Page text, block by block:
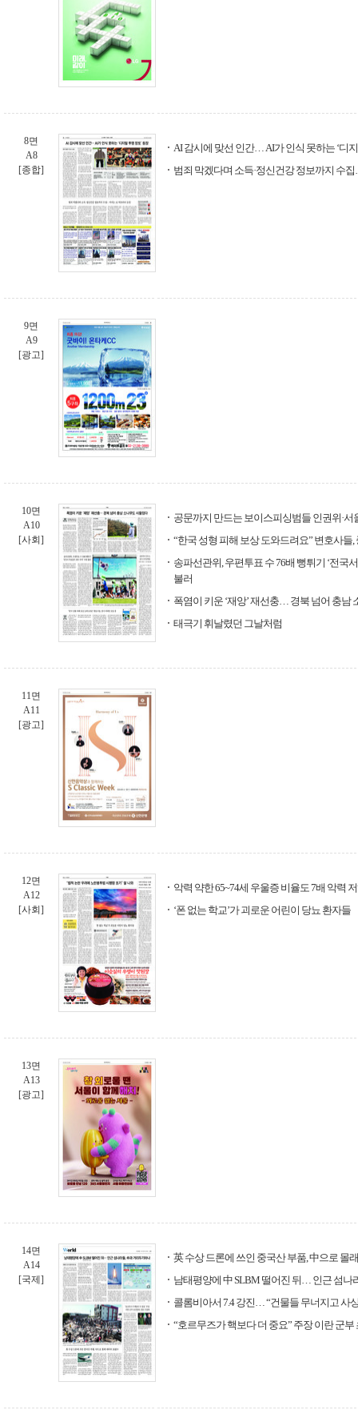
8면
A8
[종합]
AI 감시에 맞선 인간… AI가 인식 못하는 ‘디
범죄 막겠다며 소득·정신건강 정보까지 수
9면
A9
[광고]
10면
A10
[사회]
공문까지 만드는 보이스피싱범들 인권위·
“한국 성형 피해 보상 도와드려요” 변호사들,
송파선관위, 우편투표 수 76배 뻥튀기 ‘전국
불러
폭염이 키운 ‘재앙’ 재선충… 경북 넘어 충남
태극기 휘날렸던 그날처럼
11면
A11
[광고]
12면
A12
[사회]
악력 약한 65~74세 우울증 비율도 7배 악력
‘폰 없는 학교’가 괴로운 어린이 당뇨 환자들
13면
A13
[광고]
14면
A14
[국제]
英 수상 드론에 쓰인 중국산 부품, 中으로 몰
남태평양에 中 SLBM 떨어진 뒤… 인근 섬나
콜롬비아서 7.4 강진… “건물들 무너지고 사
“호르무즈가 핵보다 더 중요” 주장 이란 군